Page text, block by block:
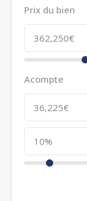
Prix du bien
Acompte